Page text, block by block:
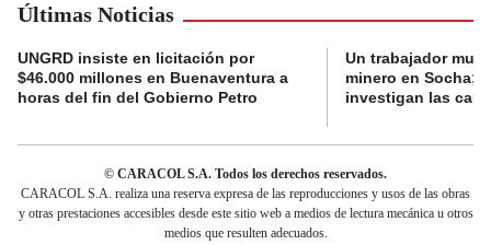
Últimas Noticias
UNGRD insiste en licitación por
$46.000 millones en Buenaventura a
horas del fin del Gobierno Petro
Un trabajador
minero en Socha;
investigan las
© CARACOL S.A. Todos los derechos reservados.
CARACOL S.A. realiza una reserva expresa de las reproducciones y usos de las obras
y otras prestaciones accesibles desde este sitio web a medios de lectura mecánica u otros
medios que resulten adecuados.